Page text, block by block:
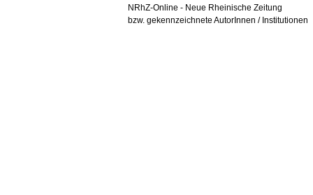
NRhZ-Online - Neue Rheinische Zeitung
bzw. gekennzeichnete AutorInnen / Institutionen